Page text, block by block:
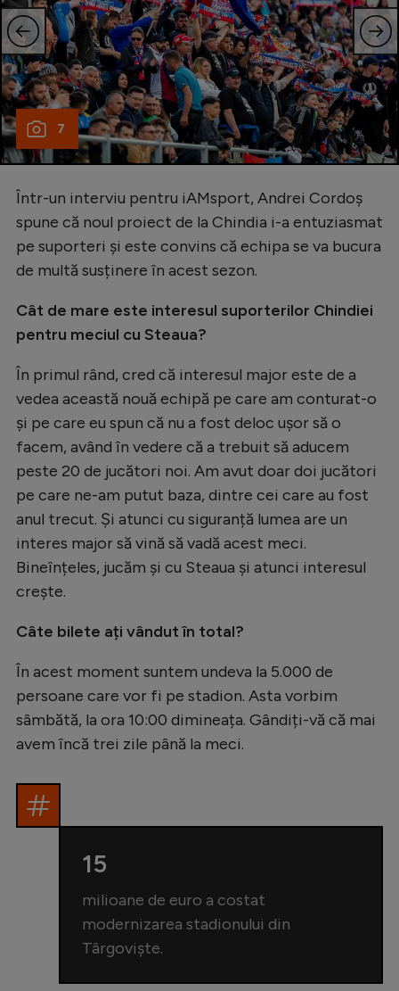
7
Într-un interviu pentru iAMsport, Andrei Cordoș
spune că noul proiect de la Chindia i-a entuziasmat
pe suporteri și este convins că echipa se va bucura
de multă susținere în acest sezon.
Cât de mare este interesul suporterilor Chindiei
pentru meciul cu Steaua?
În primul rând, cred că interesul major este de a
vedea această nouă echipă pe care am conturat-o
și pe care eu spun că nu a fost deloc ușor să o
facem, având în vedere că a trebuit să aducem
peste 20 de jucători noi. Am avut doar doi jucători
pe care ne-am putut baza, dintre cei care au fost
anul trecut. Și atunci cu siguranță lumea are un
interes major să vină să vadă acest meci.
Bineînțeles, jucăm și cu Steaua și atunci interesul
crește.
Câte bilete ați vândut în total?
În acest moment suntem undeva la 5.000 de
persoane care vor fi pe stadion. Asta vorbim
sâmbătă, la ora 10:00 dimineața. Gândiți-vă că mai
avem încă trei zile până la meci.
15
milioane de euro a costat
modernizarea stadionului din
Târgoviște.